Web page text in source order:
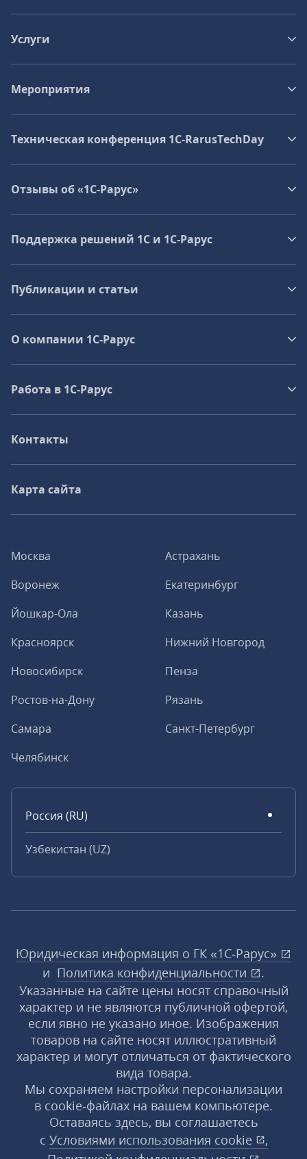
Москва
Астрахань
Воронеж
Екатеринбург
Йошкар-Ола
Казань
Красноярск
Нижний Новгород
Новосибирск
Пенза
Ростов-на-Дону
Рязань
Самара
Санкт-Петербург
Челябинск
Россия (RU)
Узбекистан (UZ)
Услуги
Мероприятия
Техническая конференция 1C‑RarusTechDay
Отзывы об «1С-Рарус»
Поддержка решений 1С и 1С‑Рарус
Публикации и статьи
О компании 1C-Рарус
Работа в 1С‑Рарус
Контакты
Карта сайта
Юридическая информация о ГК «1С‑Рарус»
и Политика конфиденциальности
.
Указанные на сайте цены носят справочный
характер и не являются публичной офертой,
если явно не указано иное. Изображения
товаров на сайте носят иллюстративный
характер и могут отличаться от фактического
вида товара.
Мы сохраняем настройки персонализации
в cookie‑файлах на вашем компьютере.
Оставаясь здесь, вы соглашаетесь
с Условиями использования cookie
,